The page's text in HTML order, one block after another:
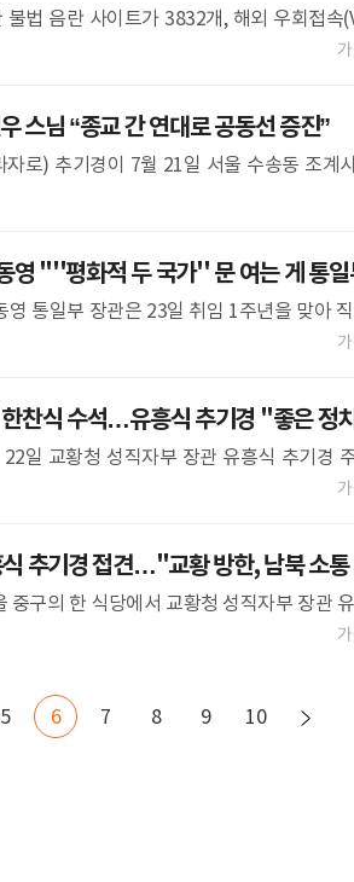
법 음란 사이트가 3832개, 해외 우회접속
로 나타났다. 정부가 파악한 불법사이트 3
스님 “종교 간 연대로 공동선 증진”
로) 추기경이 7월 21일 서울 수송동 조계
고, 역대 교황들이 강조했듯이 종교인 간 만
"''평화적 두 국가'' 문 여는 게 통
영 통일부 장관은 23일 취임 1주년을 맞아
계를 통해 한반도 평화체제의 문을 여는 것
찬식 수석…유흥식 추기경 "좋은 정
일 교황청 성직자부 장관 유흥식 추기경
베드로 신임 민정수석이 맡았습니다. 김혜
추기경 접견…"교황 방한, 남북 소
중구의 한 식당에서 교황청 성직자부 장관
동영 통일부 장관이 22일 교황청 성직자부
5 6 7 8 9 10